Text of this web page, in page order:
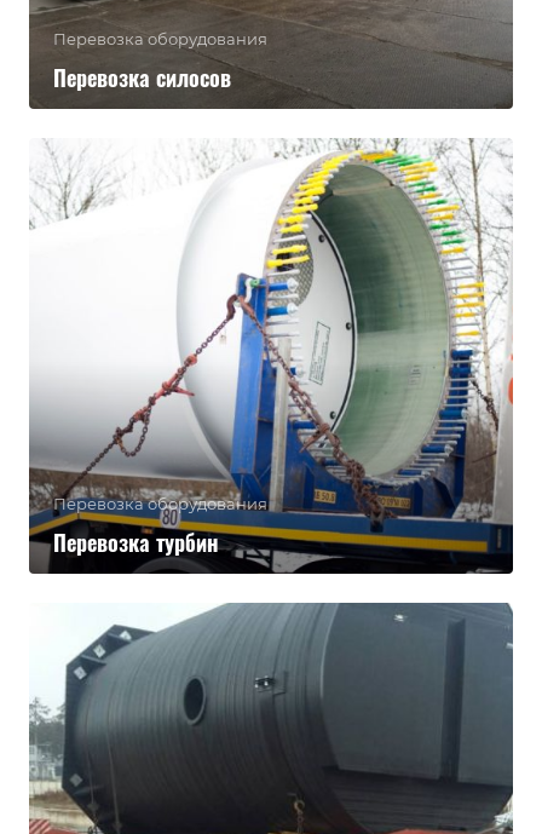
Перевозка оборудования
Перевозка силосов
Перевозка оборудования
Перевозка турбин